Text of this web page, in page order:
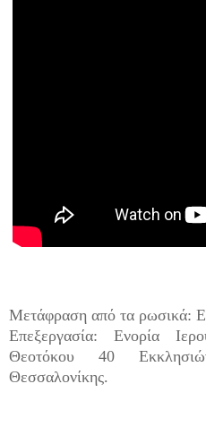
Μετάφραση από τα ρωσικά:
Επεξεργασία: Ενορία
Θεοτόκου 40
Θεσσαλονίκης.